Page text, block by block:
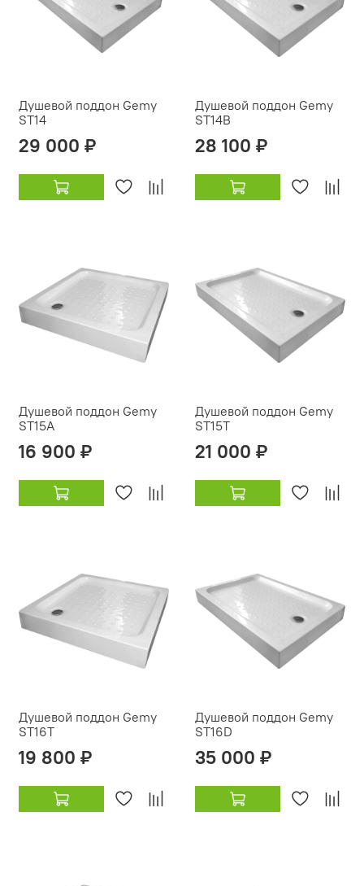
Душевой поддон Gemy
ST14
29 000 ₽
Душевой поддон Gemy
ST14B
28 100 ₽
Душевой поддон Gemy
ST15A
16 900 ₽
Душевой поддон Gemy
ST15T
21 000 ₽
Душевой поддон Gemy
ST16T
19 800 ₽
Душевой поддон Gemy
ST16D
35 000 ₽